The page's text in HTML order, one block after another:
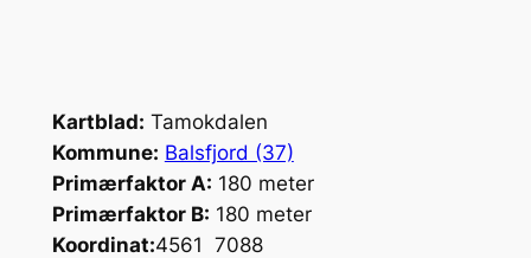
Kartblad: Tamokdalen
Kommune: Balsfjord (37)
Primærfaktor A: 180 meter
Primærfaktor B: 180 meter
Koordinat:4561 7088